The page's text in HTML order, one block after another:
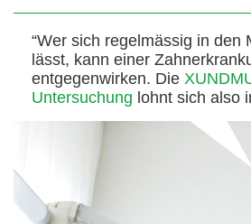
“Wer sich regelmässig in den
lässt, kann einer
entgegenwirken. Die
Untersuchung lohnt sich also